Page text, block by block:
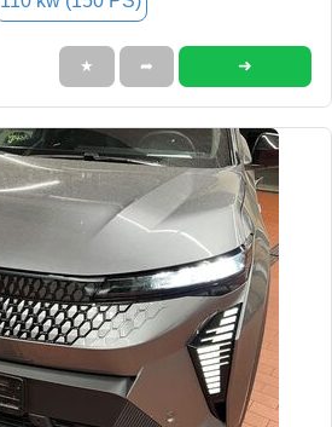
★ ➦ ➜